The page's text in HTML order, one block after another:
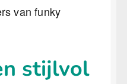
van funky
stijlvol